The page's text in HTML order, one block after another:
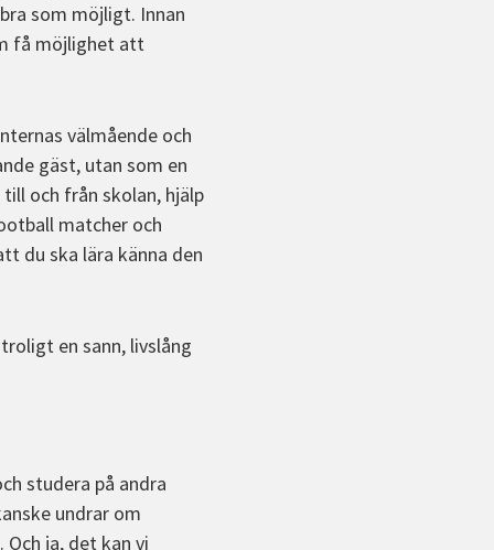
som möjligt. Innan
få möjlighet att
välmående och
gäst, utan som en
och från skolan, hjälp
matcher och
du ska lära känna den
en sann, livslång
studera på andra
undrar om
ja, det kan vi